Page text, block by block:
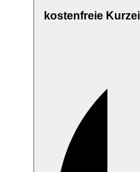
kostenfreie